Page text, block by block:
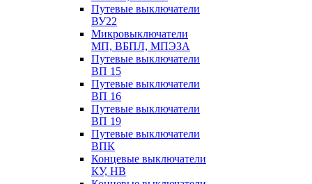
Путевые выключатели
ВУ22
Микровыключатели
МП, ВБПЛ, МПЭЗА
Путевые выключатели
ВП 15
Путевые выключатели
ВП 16
Путевые выключатели
ВП 19
Путевые выключатели
ВПК
Концевые выключатели
КУ, НВ